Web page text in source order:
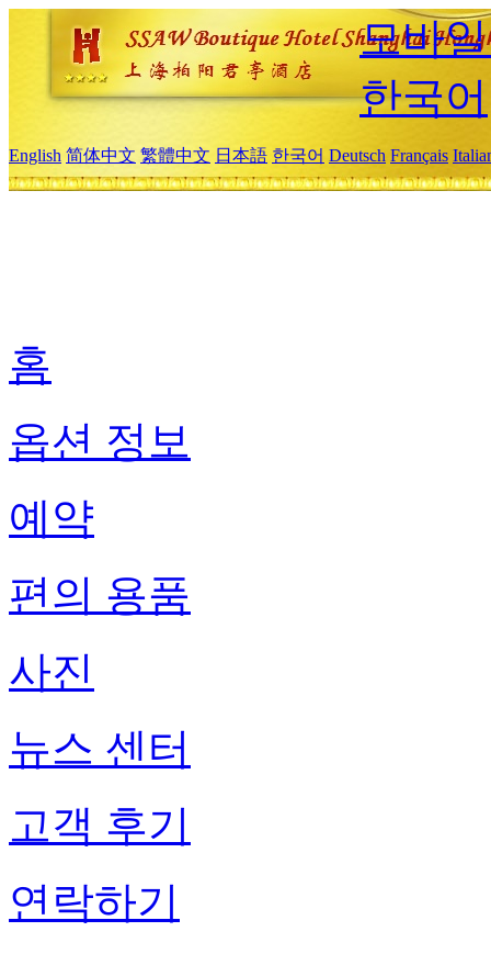
모바
한국어
English 简体中文 繁體中文 日本語 한국어 Deutsch Français
홈
옵션 정보
예약
편의 용품
사진
뉴스 센터
고객 후기
연락하기